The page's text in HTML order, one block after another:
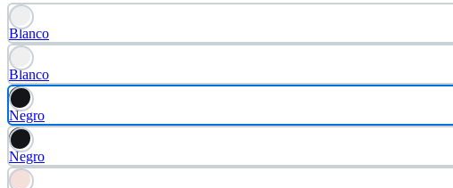
Blanco
Blanco
Negro
Negro